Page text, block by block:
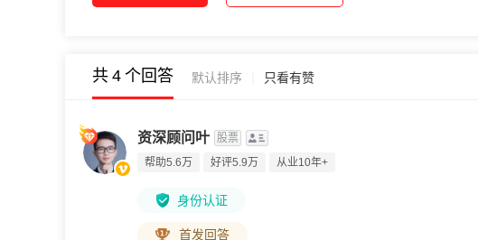
共 4 个回答 默认排序 只看有赞
资深顾问叶 股票
帮助5.6万
好评5.9万 从业10年+
身份认证
首发回答